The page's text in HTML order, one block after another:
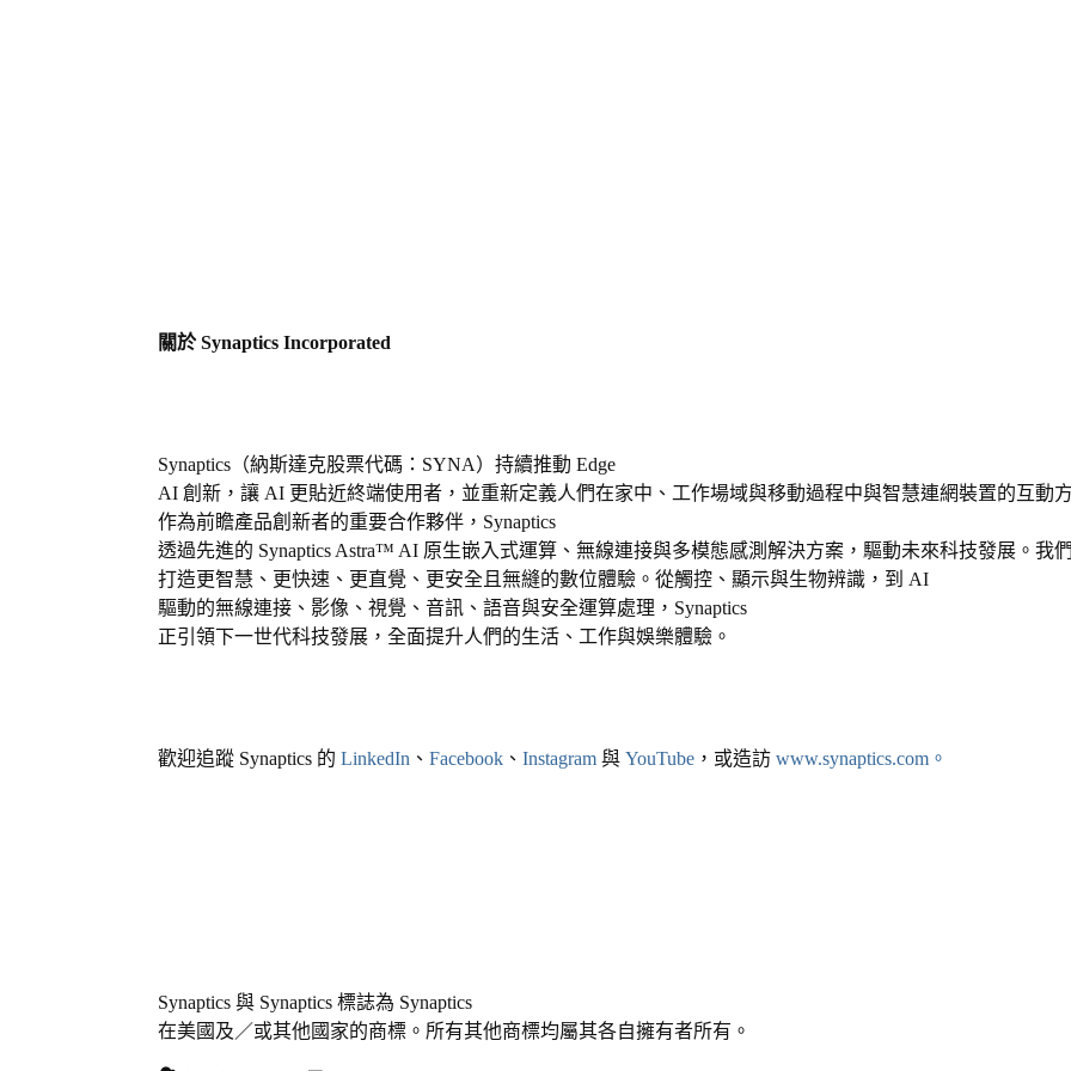
關於 Synaptics Incorporated
Synaptics （納斯達克股票代碼： SYNA）持續推動 Edge
AI 創新，讓 AI 更貼近終端使用者，並重新定義人們在家中、工作場域與移動過程中與智慧連網裝置的互動
作為前瞻產品創新者的重要合作夥伴， Synaptics
透過先進的 Synaptics Astra™ AI 原生嵌入式運算、無線連接與多模態感測解決方案，驅動未來科技發展。我
打造更智慧、更快速、更直覺、更安全且無縫的數位體驗。從觸控、顯示與生物辨識，到 AI
驅動的無線連接、影像、視覺、音訊、語音與安全運算處理， Synaptics
正引領下一世代科技發展，全面提升人們的生活、工作與娛樂體驗。
歡迎追蹤 Synaptics 的 LinkedIn 、 Facebook 、 Instagram 與 YouTube ，或造訪 www.synaptics.com 。
Synaptics 與 Synaptics 標誌為 Synaptics
在美國及／或其他國家的商標。所有其他商標均屬其各自擁有者所有。